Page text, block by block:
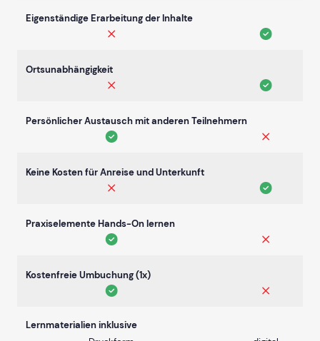
Eigenständige Erarbeitung der Inhalte
Ortsunabhängigkeit
Persönlicher Austausch mit anderen Teilnehmern
Keine Kosten für Anreise und Unterkunft
Praxiselemente Hands-On lernen
Kostenfreie Umbuchung (1x)
Lernmaterialien inklusive